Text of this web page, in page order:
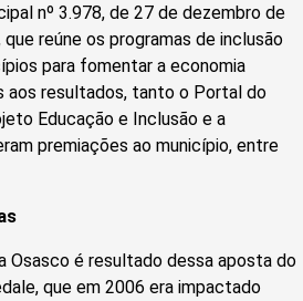
nº 3.978, de 27 de dezembro de
reúne os programas de inclusão
para fomentar a economia
aos resultados, tanto o Portal do
Educação e Inclusão e a
premiações ao município, entre
Osasco é resultado dessa aposta do
que em 2006 era impactado